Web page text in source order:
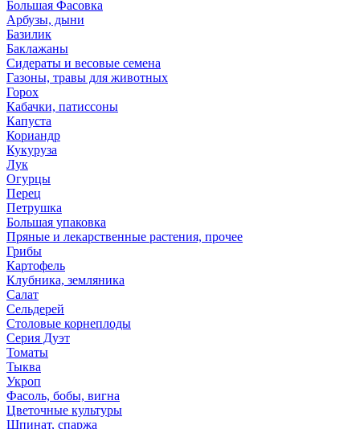
Большая Фасовка
Арбузы, дыни
Базилик
Баклажаны
Сидераты и весовые семена
Газоны, травы для животных
Горох
Кабачки, патиссоны
Капуста
Кориандр
Кукуруза
Лук
Огурцы
Перец
Петрушка
Большая упаковка
Пряные и лекарственные растения, прочее
Грибы
Картофель
Клубника, земляника
Салат
Сельдерей
Столовые корнеплоды
Серия Дуэт
Томаты
Тыква
Укроп
Фасоль, бобы, вигна
Цветочные культуры
Шпинат, спаржа